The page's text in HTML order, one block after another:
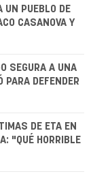
UN PUEBLO DE
CASANOVA Y
SEGURA A UNA
PARA DEFENDER
DE ETA EN
"QUÉ HORRIBLE